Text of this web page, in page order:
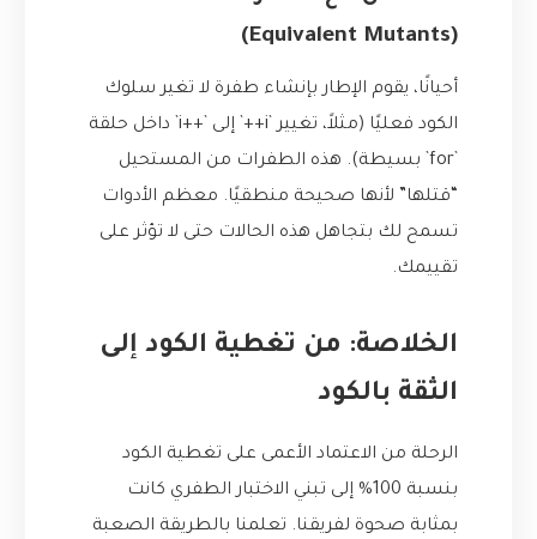
(Equivalent Mutants)
أحيانًا، يقوم الإطار بإنشاء طفرة لا تغير سلوك
الكود فعليًا (مثلاً، تغيير `i++` إلى `++i` داخل حلقة
`for` بسيطة). هذه الطفرات من المستحيل
“قتلها” لأنها صحيحة منطقيًا. معظم الأدوات
تسمح لك بتجاهل هذه الحالات حتى لا تؤثر على
تقييمك.
الخلاصة: من تغطية الكود إلى
الثقة بالكود
الرحلة من الاعتماد الأعمى على تغطية الكود
بنسبة 100% إلى تبني الاختبار الطفري كانت
بمثابة صحوة لفريقنا. تعلمنا بالطريقة الصعبة